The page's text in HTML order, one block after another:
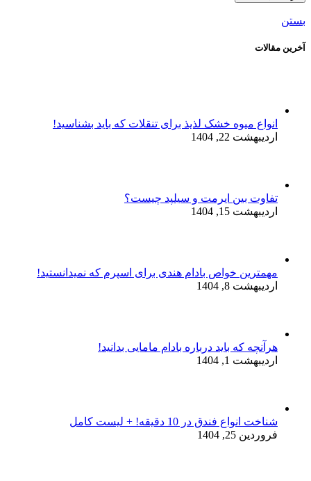
بستن
آخرین مقالات
انواع میوه خشک لذیذ برای تنقلات که باید بشناسید!
اردیبهشت 22, 1404
تفاوت بین ایرمت و سیلپد چیست؟
اردیبهشت 15, 1404
مهمترین خواص بادام هندی برای اسپرم که نمیدانستید!
اردیبهشت 8, 1404
هرآنچه که باید درباره بادام مامایی بدانید!
اردیبهشت 1, 1404
شناخت انواع فندق در 10 دقیقه! + لیست کامل
فروردین 25, 1404